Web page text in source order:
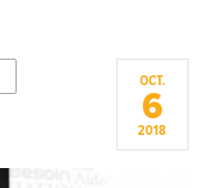
OCT.
6
2018